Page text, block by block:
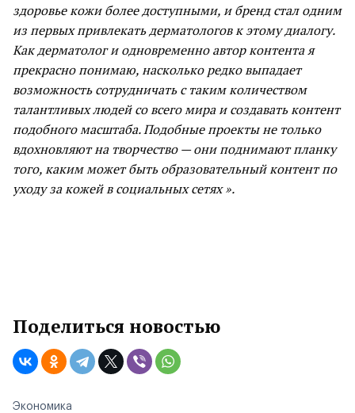
здоровье кожи более доступными, и бренд стал одним
из первых привлекать дерматологов к этому диалогу.
Как дерматолог и одновременно автор контента я
прекрасно понимаю, насколько редко выпадает
возможность сотрудничать с таким количеством
талантливых людей со всего мира и создавать контент
подобного масштаба. Подобные проекты не только
вдохновляют на творчество — они поднимают планку
того, каким может быть образовательный контент по
уходу за кожей в социальных сетях ».
Поделиться новостью
Экономика